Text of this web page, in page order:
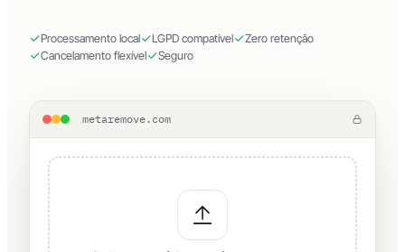
Processamento local LGPD compatível
Zero retenção
Cancelamento flexível
Seguro
metaremove.com